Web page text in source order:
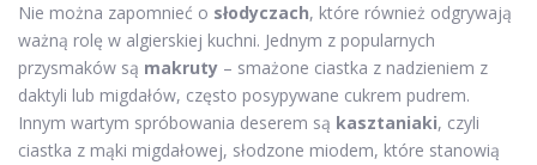
Nie można zapomnieć o słodyczach, które również odgrywają
ważną rolę w algierskiej kuchni. Jednym z popularnych
przysmaków są makruty – smażone ciastka z nadzieniem z
daktyli lub migdałów, często posypywane cukrem pudrem.
Innym wartym spróbowania deserem są kasztaniaki, czyli
ciastka z mąki migdałowej, słodzone miodem, które stanowią